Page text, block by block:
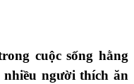
cuộc sống hằng
người thích ăn